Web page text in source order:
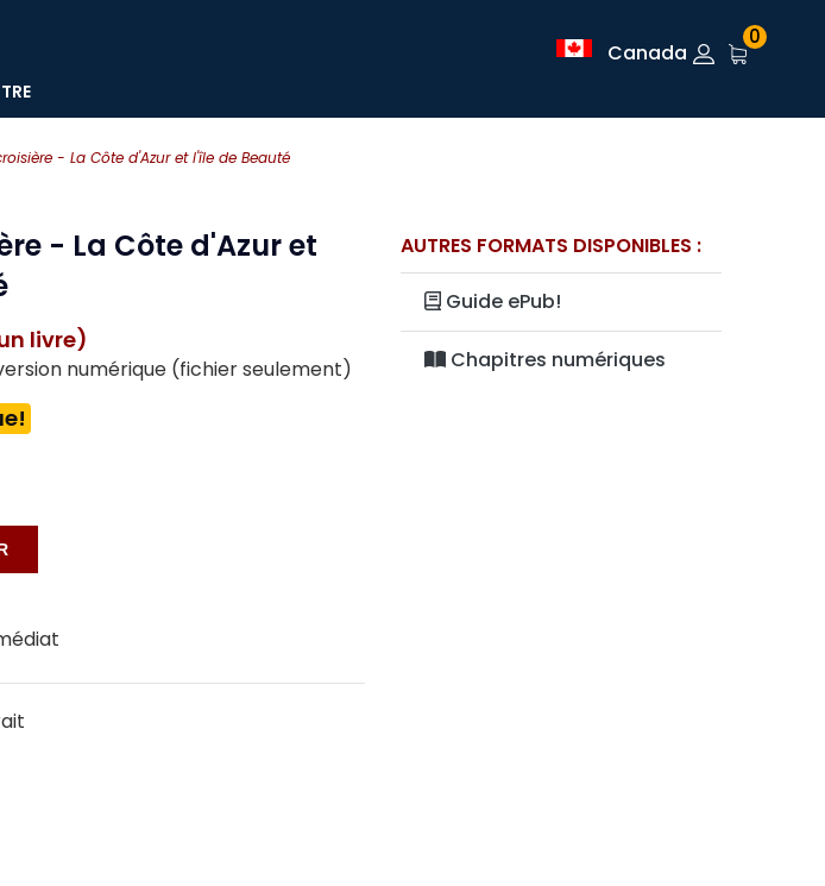
- La Côte d'Azur et l'île de Beauté
Canada
0
- La Côte d'Azur et
livre)
numérique (fichier seulement)
AUTRES FORMATS DISPONIBLES :
Guide ePub!
Chapitres numériques